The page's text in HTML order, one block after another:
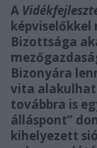
A
Bizottsága
Bizonyára
vita
továbbra is
álláspont”
kihelyezett